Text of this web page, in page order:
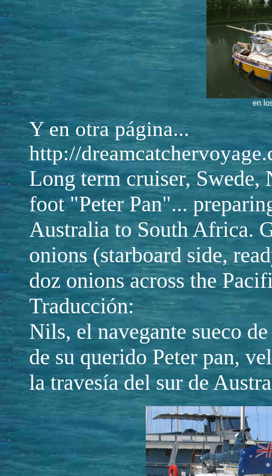
en
Y en otra página...
http://
Long term cruiser, Swede,
foot "Peter Pan"...
Australia to South Africa.
onions (starboard side,
doz onions across the
Traducción:
Nils, el navegante sueco
de su querido Peter pan,
la travesía del sur de